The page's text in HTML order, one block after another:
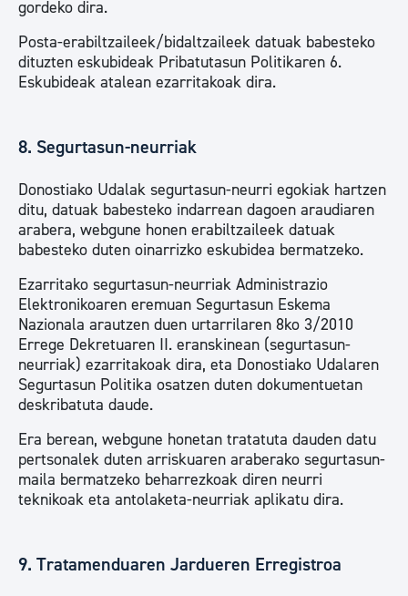
gordeko dira.
Posta-erabiltzaileek/bidaltzaileek datuak babesteko
dituzten eskubideak Pribatutasun Politikaren 6.
Eskubideak atalean ezarritakoak dira.
8. Segurtasun-neurriak
Donostiako Udalak segurtasun-neurri egokiak hartzen
ditu, datuak babesteko indarrean dagoen araudiaren
arabera, webgune honen erabiltzaileek datuak
babesteko duten oinarrizko eskubidea bermatzeko.
Ezarritako segurtasun-neurriak Administrazio
Elektronikoaren eremuan Segurtasun Eskema
Nazionala arautzen duen urtarrilaren 8ko 3/2010
Errege Dekretuaren II. eranskinean (segurtasun-
neurriak) ezarritakoak dira, eta Donostiako Udalaren
Segurtasun Politika osatzen duten dokumentuetan
deskribatuta daude.
Era berean, webgune honetan tratatuta dauden datu
pertsonalek duten arriskuaren araberako segurtasun-
maila bermatzeko beharrezkoak diren neurri
teknikoak eta antolaketa-neurriak aplikatu dira.
9. Tratamenduaren Jardueren Erregistroa